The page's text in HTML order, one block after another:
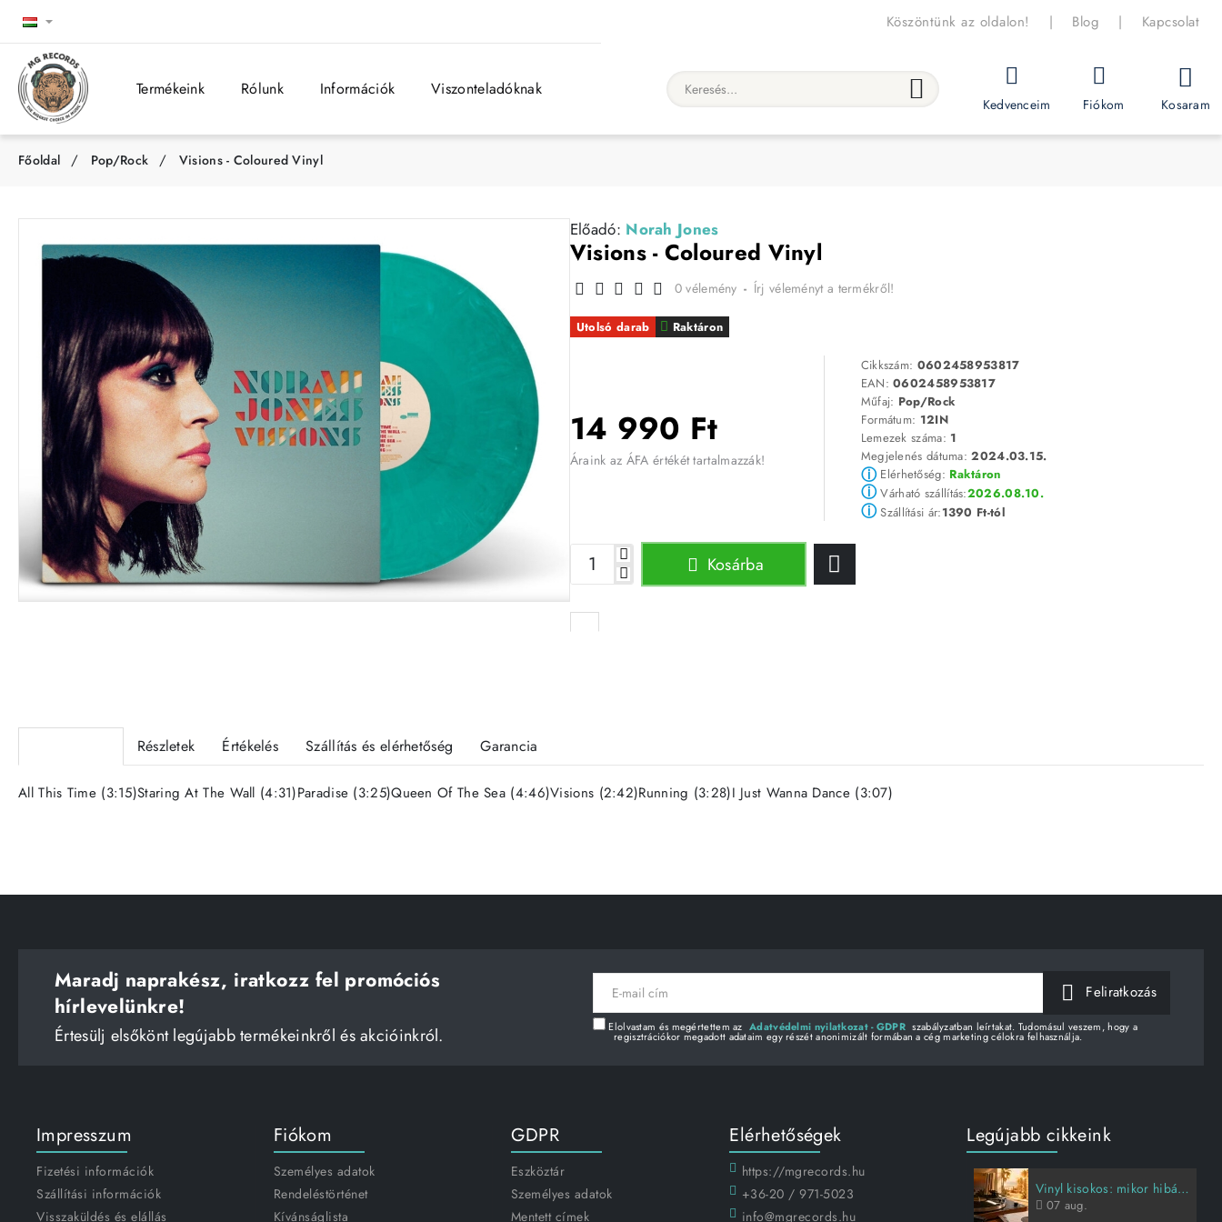
Köszöntünk az oldalon! | Blog | Kapcsolat
Termékeink Rólunk Információk Viszonteladóknak Keresés...
Kedvenceim Fiókom Kosaram
Pop/Rock Visions - Coloured Vinyl
Előadó: Norah Jones
Visions - Coloured Vinyl
Raktáron
Utolsó darab
0 vélemény - Írj véleményt a termékről!
14 990 Ft
Áraink az ÁFA értékét tartalmazzák!
Cikkszám: 0602458953817
EAN:0602458953817
Műfaj: Pop/Rock
Formátum: 12IN
Lemezek száma: 1
Megjelenés dátuma:2024.03.15.
ⓘElérhetőség: Raktáron
ⓘVárható szállítás:2026.08.10.
ⓘSzállítási ár:1390 Ft-tól
Kosárba
Részletek Értékelés Szállítás és elérhetőség Garancia
All This Time (3:15)Staring At The Wall (4:31)Paradise (3:25)Queen Of The Sea (4:46)Visions (2:42)Running (3:28)I Just Wanna Dance (3:07)
Maradj naprakész, iratkozz fel promóciós
hírlevelünkre!
Értesülj elsőkönt legújabb termékeinkről és akcióinkról.
E-
mail Feliratkozás
Elolvastam és megértettem az Adatvédelmi nyilatkozat - GDPR szabályzatban leírtakat. Tudomásul veszem, hogy a
regisztrációkor megadott adataim egy részét anonimizált formában a cég marketing célokra felhasználja.
Impresszum
Fizetési információk
Szállítási információk
Visszaküldés és elállás
Fiókom
Személyes adatok
Rendeléstörténet
Kívánságlista
GDPR
Eszköztár
Személyes adatok
Mentett címek
Elérhetőségek
https://mgrecords.hu
+36-20 / 971-5023
info@mgrecords.hu
Legújabb cikkeink
Vinyl kisokos: mikor hibás a lemez, és hogyan vigyázz rá?
07 aug.